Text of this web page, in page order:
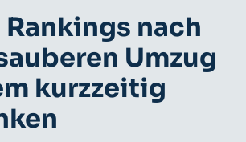
nach
Umzug
kurzzeitig